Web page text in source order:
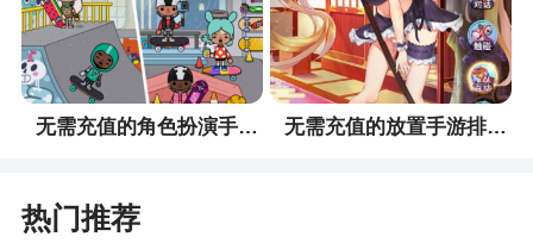
1.新增：“游玩指引”模块，指挥官可点击首页右
上角入口打开该界面查看当日可体验的各类游戏内
容。
启后当日获得的活动兑换道具未达到当日获取上
无需充值的角色扮演手游排行榜 无需充值的放置手游排行榜
热门推荐